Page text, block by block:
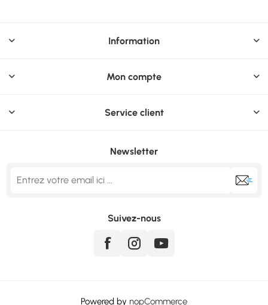
Information
Mon compte
Service client
Newsletter
Suivez-nous
Powered by nopCommerce